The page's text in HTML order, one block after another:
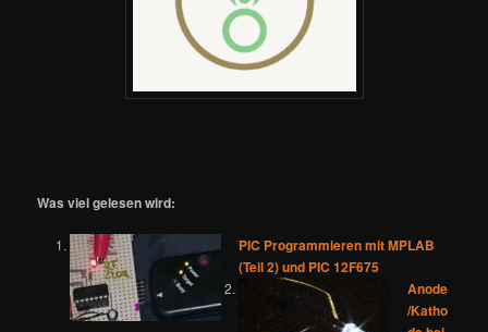
Was viel gelesen wird:
PIC Programmieren mit MPLAB
(Teil 2) und PIC 12F675
Anode
/Katho